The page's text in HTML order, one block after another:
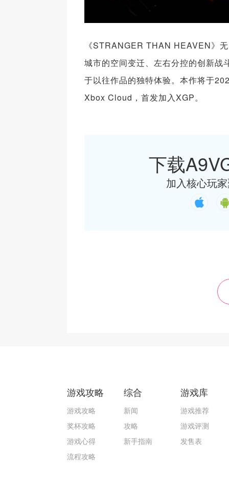
《STRANGER THAN HEAVEN》
城市的空间变迁、左右分控的创新战
于以往作品的独特体验。本作将于
Xbox Cloud，首发加入XGP。
下载
加入核心玩
游戏攻略
游戏攻略
奖杯攻略
游戏心得
流程攻略
综合
新闻
攻略
新手指南
游戏库
游戏推荐
游戏评测
发售表